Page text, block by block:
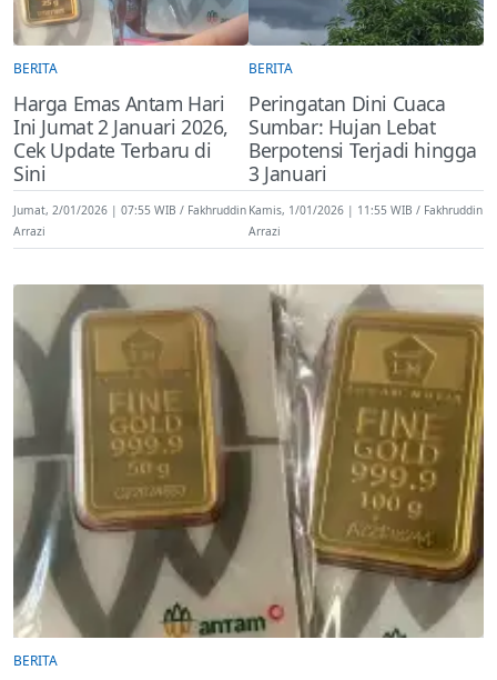
BERITA
Harga Emas Antam Hari
Ini Jumat 2 Januari 2026,
Cek Update Terbaru di
Sini
Jumat, 2/01/2026 | 07:55 WIB
Fakhruddin
Arrazi
BERITA
Peringatan Dini Cuaca
Sumbar: Hujan Lebat
Berpotensi Terjadi hingga
3 Januari
Kamis, 1/01/2026 | 11:55 WIB
Fakhruddin
Arrazi
BERITA